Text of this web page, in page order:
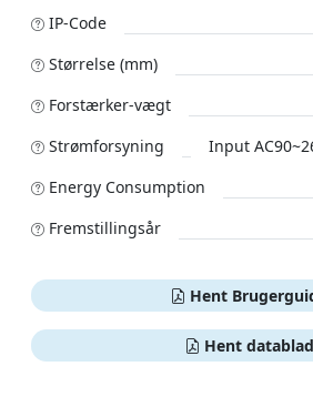
IP-Code
Størrelse (mm)
Forstærker-vægt
Strømforsyning
Input
Energy Consumption
Fremstillingsår
Hent
Hent datablad